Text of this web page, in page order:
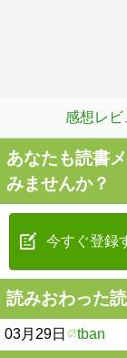
感想レビ
あなたも読書
みませんか？
今すぐ登録
読みおわった
03月29日 tban